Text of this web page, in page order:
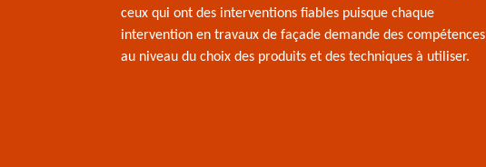
ceux qui ont des interventions fiables puisque chaque
intervention en travaux de façade demande des compétences
au niveau du choix des produits et des techniques à utiliser.